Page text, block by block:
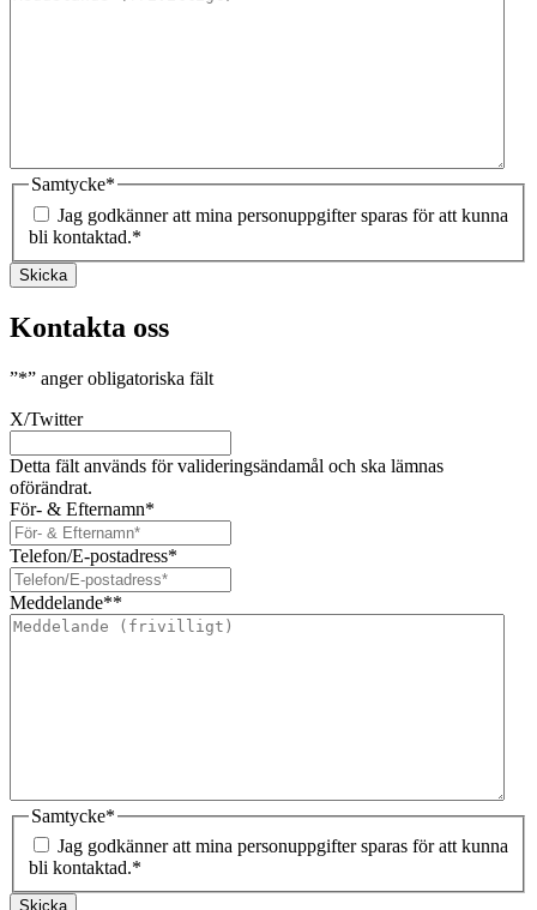
Samtycke*
Jag godkänner att mina personuppgifter sparas för att kunna
bli kontaktad.*
Skicka
Kontakta oss
”*” anger obligatoriska fält
X/Twitter
Detta fält används för valideringsändamål och ska lämnas
oförändrat.
För- & Efternamn*
Telefon/E-postadress*
Meddelande**
Samtycke*
Jag godkänner att mina personuppgifter sparas för att kunna
bli kontaktad.*
Skicka